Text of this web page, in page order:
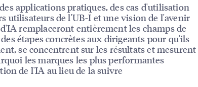
applications pratiques, des cas d'utilisation
utilisateurs de l'UB-I et une vision de l'avenir
remplaceront entièrement les champs de
étapes concrètes aux dirigeants pour qu'ils
se concentrent sur les résultats et mesurent
les marques les plus performantes
de l'IA au lieu de la suivre